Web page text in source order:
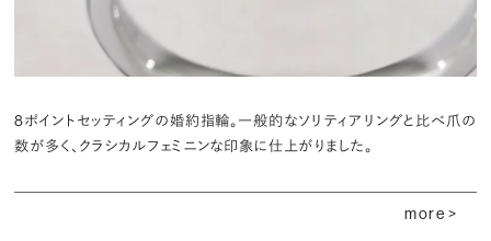
8ポイントセッティングの婚約指輪。一般的なソリティアリングと比べ爪の
数が多く、クラシカルフェミニンな印象に仕上がりました。
more >